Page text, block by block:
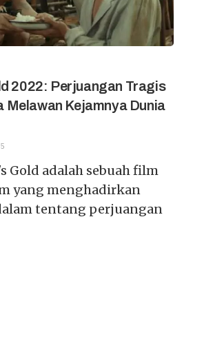
2022: Perjuangan Tragis
Melawan Kejamnya Dunia
Gold adalah sebuah film
yang menghadirkan
tentang perjuangan